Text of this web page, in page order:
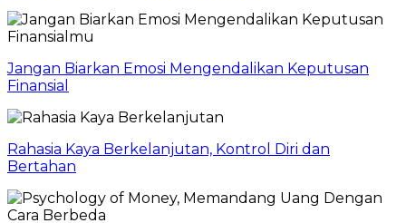
Jangan Biarkan Emosi Mengendalikan Keputusan
Finansial
Rahasia Kaya Berkelanjutan, Kontrol Diri dan
Bertahan